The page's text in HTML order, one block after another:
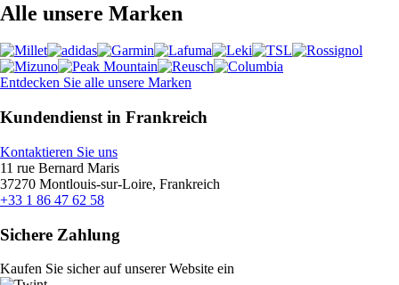
Alle unsere Marken
Entdecken Sie alle unsere Marken
Kundendienst in Frankreich
Kontaktieren Sie uns
11 rue Bernard Maris
37270 Montlouis-sur-Loire, Frankreich
+33 1 86 47 62 58
Sichere Zahlung
Kaufen Sie sicher auf unserer Website ein